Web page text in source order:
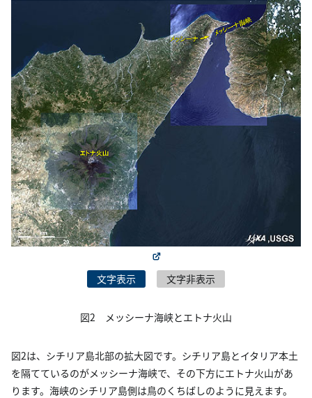
文字表示 文字非表示
図2 メッシーナ海峡とエトナ火山
図2は、シチリア島北部の拡大図です。シチリア島とイタリア本土
を隔てているのがメッシーナ海峡で、その下方にエトナ火山があ
ります。海峡のシチリア島側は鳥のくちばしのように見えます。